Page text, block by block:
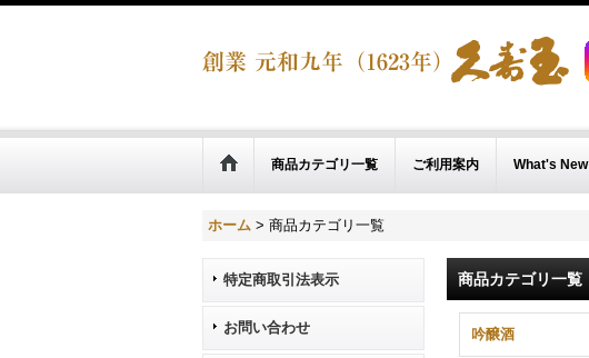
商品カテゴリ一覧 ご利用案内 What's New
ホーム > 商品カテゴリ一覧
特定商取引法表示
お問い合わせ
商品カテゴリ一覧
吟醸酒